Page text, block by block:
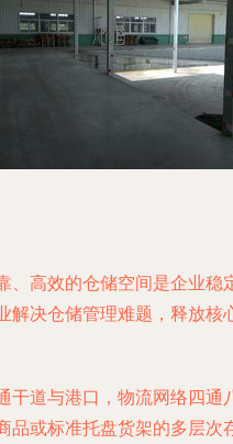
高效的仓储空间是企业
决仓储管理难题，释放核
道与港口，物流网络四
或标准托盘货架的多层